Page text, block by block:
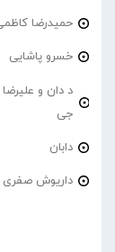
حمیدرضا
خسرو پاشایی
د دان و
جی
دابان
داریوش صفری